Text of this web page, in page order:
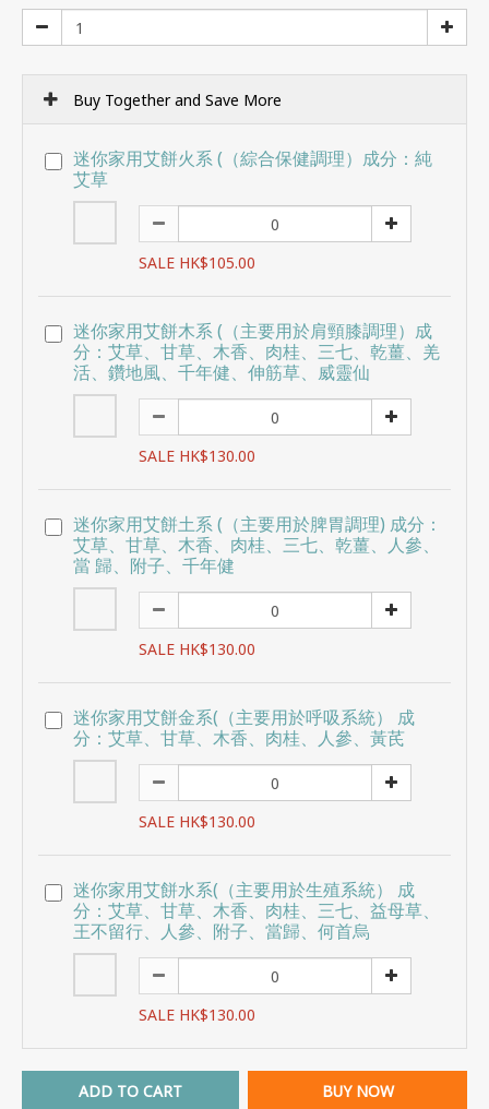
Buy Together and Save More
迷你家用艾餅火系 (（綜合保健調理）成分：純
艾草
SALE HK$105.00
迷你家用艾餅木系 (（主要用於肩頸膝調理）成
分：艾草、甘草、木香、肉桂、三七、乾薑、羌
活、鑽地風、千年健、伸筋草、威靈仙
SALE HK$130.00
迷你家用艾餅土系 (（主要用於脾胃調理) 成分：
艾草、甘草、木香、肉桂、三七、乾薑、人參、
當 歸、附子、千年健
SALE HK$130.00
迷你家用艾餅金系(（主要用於呼吸系統） 成
分：艾草、甘草、木香、肉桂、人參、黃芪
SALE HK$130.00
迷你家用艾餅水系(（主要用於生殖系統） 成
分：艾草、甘草、木香、肉桂、三七、益母草、
王不留行、人參、附子、當歸、何首烏
SALE HK$130.00
ADD TO CART BUY NOW